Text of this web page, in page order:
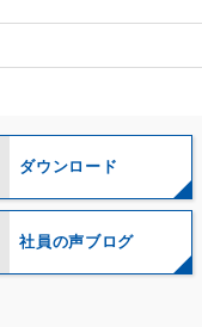
ダウンロード
社員の声ブログ